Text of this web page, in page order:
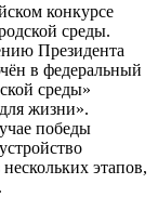
конкурсе
среды.
Президента
в федеральный
среды»
жизни».
победы
этапов,